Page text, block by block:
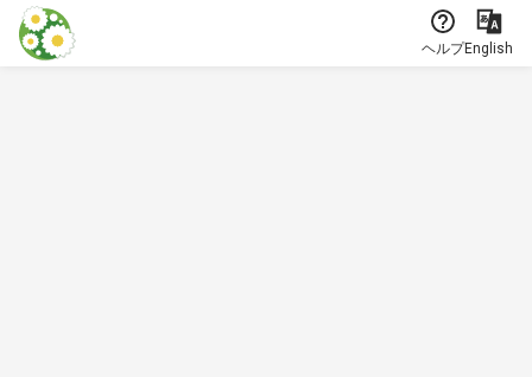
本文に飛ぶ
ヘルプEnglish